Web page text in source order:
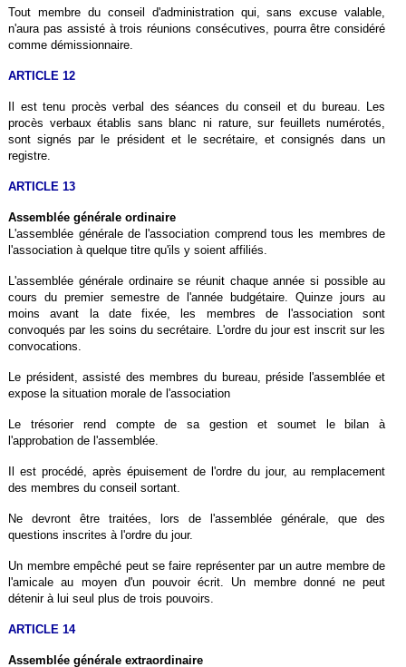
Tout membre du conseil d'administration qui, sans excuse valable,
n'aura pas assisté à trois réunions consécutives, pourra être considéré
comme démissionnaire.
ARTICLE 12
Il est tenu procès verbal des séances du conseil et du bureau. Les
procès verbaux établis sans blanc ni rature, sur feuillets numérotés,
sont signés par le président et le secrétaire, et consignés dans un
registre.
ARTICLE 13
Assemblée générale ordinaire
L'assemblée générale de l'association comprend tous les membres de
l'association à quelque titre qu'ils y soient affiliés.
L'assemblée générale ordinaire se réunit chaque année si possible au
cours du premier semestre de l'année budgétaire. Quinze jours au
moins avant la date fixée, les membres de l'association sont
convoqués par les soins du secrétaire. L'ordre du jour est inscrit sur les
convocations.
Le président, assisté des membres du bureau, préside l'assemblée et
expose la situation morale de l'association
Le trésorier rend compte de sa gestion et soumet le bilan à
l'approbation de l'assemblée.
Il est procédé, après épuisement de l'ordre du jour, au remplacement
des membres du conseil sortant.
Ne devront être traitées, lors de l'assemblée générale, que des
questions inscrites à l'ordre du jour.
Un membre empêché peut se faire représenter par un autre membre de
l'amicale au moyen d'un pouvoir écrit. Un membre donné ne peut
détenir à lui seul plus de trois pouvoirs.
ARTICLE 14
Assemblée générale extraordinaire